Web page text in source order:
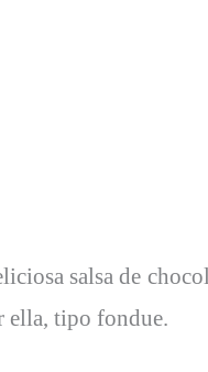
salsa de
ella, tipo fondue.